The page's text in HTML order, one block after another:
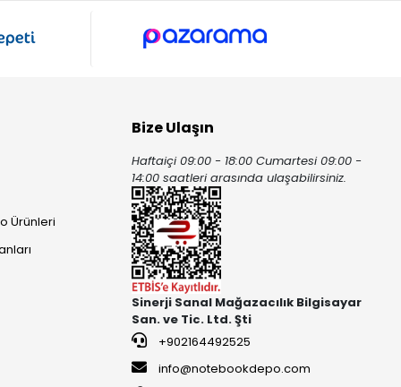
Ürünleri
Bize Ulaşın
Haftaiçi 09:00 - 18:00 Cumartesi 09:00 -
14:00 saatleri arasında ulaşabilirsiniz.
Sinerji Sanal Mağazacılık Bilgisayar
San. ve Tic. Ltd. Şti
+902164492525
info@notebookdepo.com